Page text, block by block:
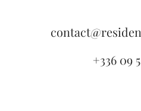
+336 09